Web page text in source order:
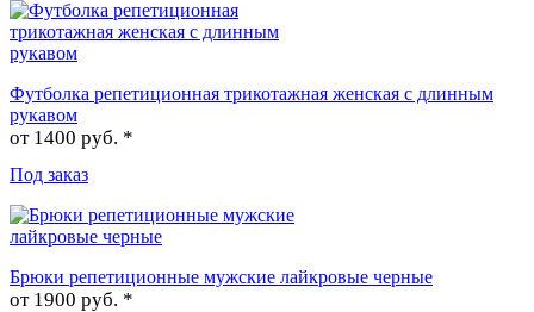
Футболка репетиционная трикотажная женская с длинным
рукавом
от 1400 руб. *
Под заказ
Брюки репетиционные мужские лайкровые черные
от 1900 руб. *